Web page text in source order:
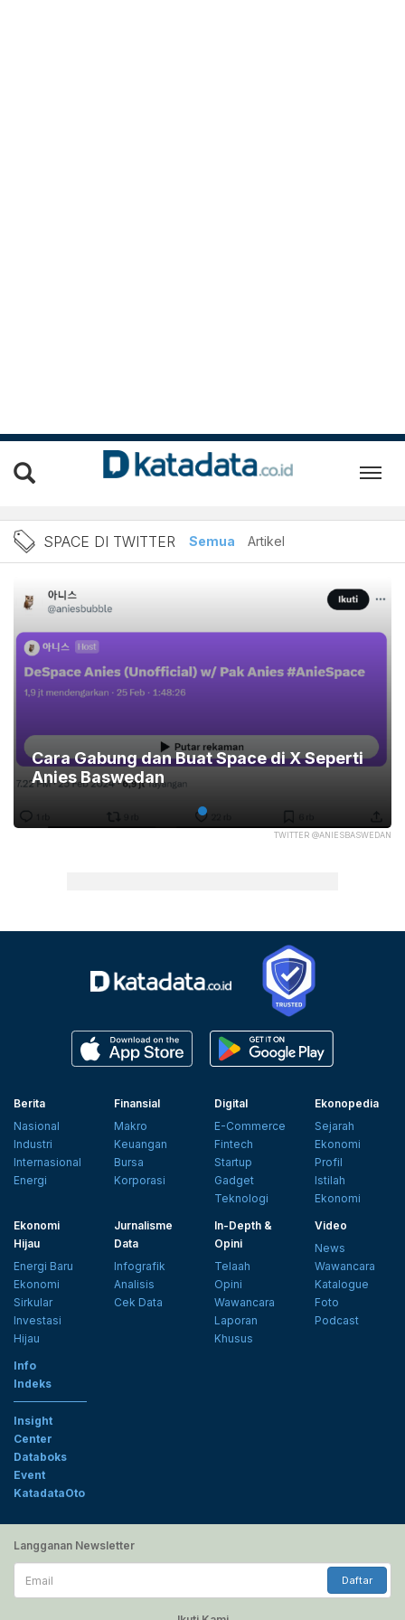
Berita space di twitter
SPACE DI TWITTER Semua Artikel
TWITTER @ANIESBASWEDAN
Cara Gabung dan Buat Space di X Seperti
Anies Baswedan
Berita
Nasional
Industri
Internasional
Energi
Finansial
Makro
Keuangan
Bursa
Korporasi
Digital
E-Commerce
Fintech
Startup
Gadget
Teknologi
Ekonopedia
Sejarah
Ekonomi
Profil
Istilah
Ekonomi
Ekonomi
Hijau
Energi Baru
Ekonomi
Sirkular
Investasi
Hijau
Jurnalisme
Data
Infografik
Analisis
Cek Data
In-Depth &
Opini
Telaah
Opini
Wawancara
Laporan
Khusus
Video
News
Wawancara
Katalogue
Foto
Podcast
Info
Indeks
Insight
Center
Databoks
Event
KatadataOto
Langganan Newsletter
Email
Daftar